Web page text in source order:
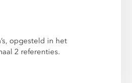
opgesteld in het
2 referenties.